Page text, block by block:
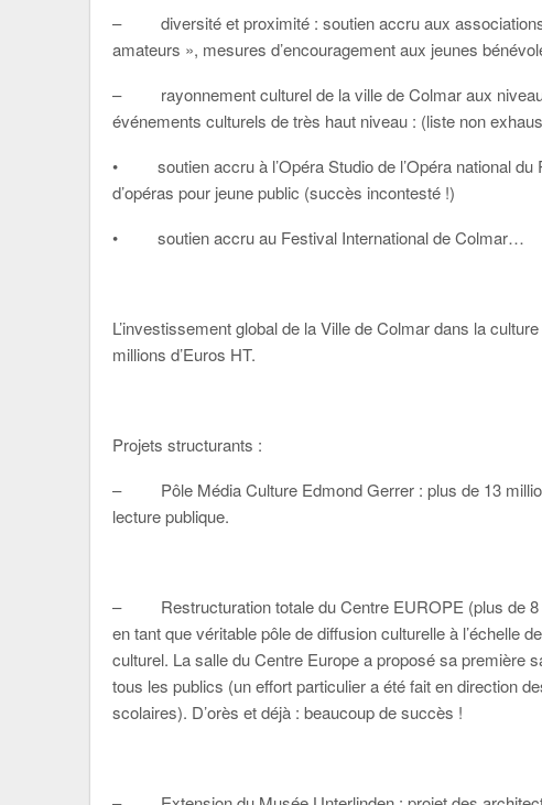
– diversité et proximité : soutien accru aux associations
amateurs », mesures d’encouragement aux jeunes
– rayonnement culturel de la ville de Colmar aux
événements culturels de très haut niveau : (liste non
• soutien accru à l’Opéra Studio de l’Opéra national du
d’opéras pour jeune public (succès incontesté !)
• soutien accru au Festival International de Colmar…
L’investissement global de la Ville de Colmar dans la
millions d’Euros HT.
Projets structurants :
– Pôle Média Culture Edmond Gerrer : plus de 13
lecture publique.
– Restructuration totale du Centre EUROPE (plus de 8
en tant que véritable pôle de diffusion culturelle à l’échelle
culturel. La salle du Centre Europe a proposé sa première
tous les publics (un effort particulier a été fait en direction
scolaires). D’orès et déjà : beaucoup de succès !